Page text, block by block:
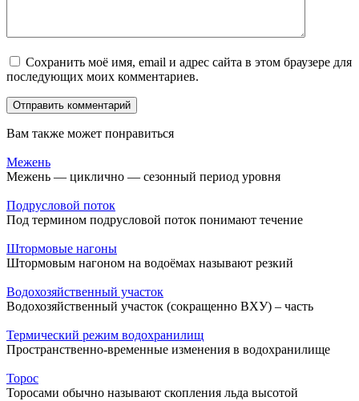
Сохранить моё имя, email и адрес сайта в этом браузере для
последующих моих комментариев.
Вам также может понравиться
Межень
Межень — циклично — сезонный период уровня
Подрусловой поток
Под термином подрусловой поток понимают течение
Штормовые нагоны
Штормовым нагоном на водоёмах называют резкий
Водохозяйственный участок
Водохозяйственный участок (сокращенно ВХУ) – часть
Термический режим водохранилищ
Пространственно-временные изменения в водохранилище
Торос
Торосами обычно называют скопления льда высотой